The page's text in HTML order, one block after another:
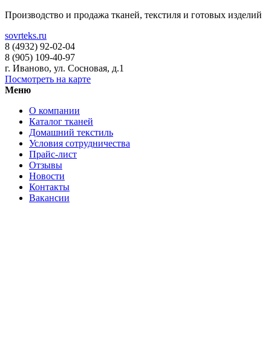
Производство и продажа тканей, текстиля и готовых изделий
sovrteks.ru
8 (4932) 92-02-04
8 (905) 109-40-97
г. Иваново, ул. Сосновая, д.1
Посмотреть на карте
Меню
О компании
Каталог тканей
Домашний текстиль
Условия сотрудничества
Прайс-лист
Отзывы
Новости
Контакты
Вакансии